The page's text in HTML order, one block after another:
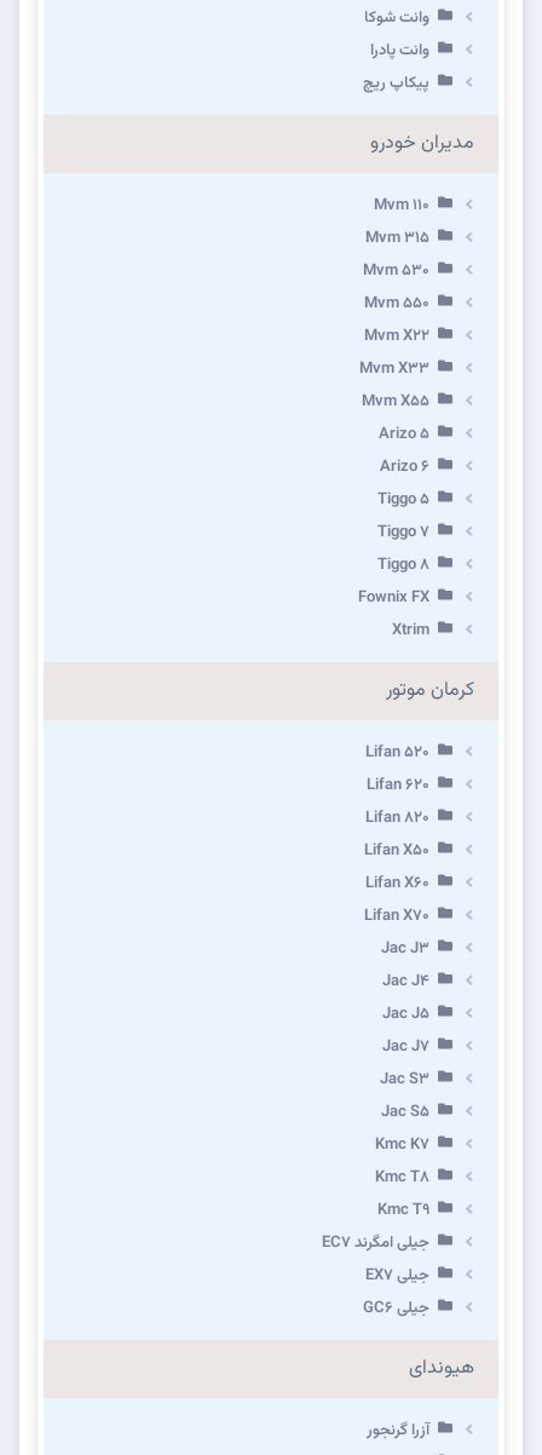
وانت شوکا
وانت پادرا
پیکاپ ریچ
مدیران خودرو
Mvm 110
Mvm 315
Mvm 530
Mvm 550
Mvm X22
Mvm X33
Mvm X55
Arizo 5
Arizo 6
Tiggo 5
Tiggo 7
Tiggo 8
Fownix FX
Xtrim
کرمان موتور
Lifan 520
Lifan 620
Lifan 820
Lifan X50
Lifan X60
Lifan X70
Jac J3
Jac J4
Jac J5
Jac J7
Jac S3
Jac S5
Kmc K7
Kmc T8
Kmc T9
جیلی امگرند EC7
جیلی EX7
جیلی GC6
هیوندای
آزرا گرنجور